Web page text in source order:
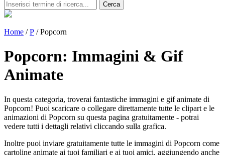
Cerca
Home /P / Popcorn
Popcorn: Immagini & Gif
Animate
In questa categoria, troverai fantastiche immagini e gif animate di
Popcorn! Puoi scaricare o collegare direttamente tutte le clipart e le
animazioni di Popcorn su questa pagina gratuitamente - potrai
vedere tutti i dettagli relativi cliccando sulla grafica.
Inoltre puoi inviare gratuitamente tutte le immagini di Popcorn come
cartoline animate ai tuoi familiari e ai tuoi amici, aggiungendo anche